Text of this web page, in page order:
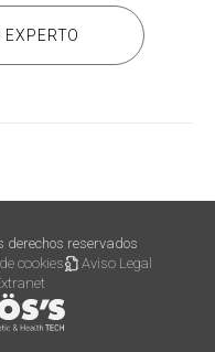
derechos reservados
cookies
Aviso Legal